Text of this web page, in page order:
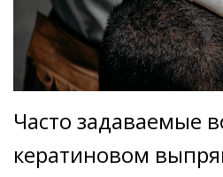
Часто задаваемые
кератиновом